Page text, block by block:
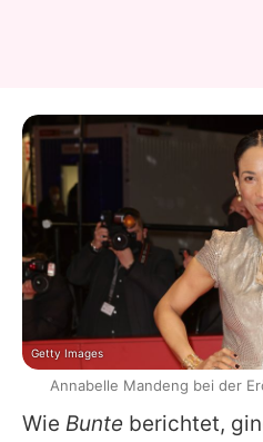
Wie Bunte berichtet,
Getty Images
Annabelle Mandeng bei der